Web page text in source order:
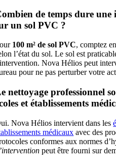
de temps dure
un sol PVC ?
100 m² de sol PVC, comptez
l’état du sol. Le sol est
Nova Hélios peut
pour ne pas perturber votre
nettoyage professionnel
et établissements
Nova Hélios intervient dans les
médicaux avec des
conformes aux normes
peut être fourni sur